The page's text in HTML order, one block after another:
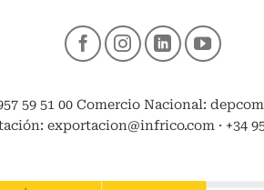
59 51 00 Comercio Nacional:
exportacion@infrico.com · +34